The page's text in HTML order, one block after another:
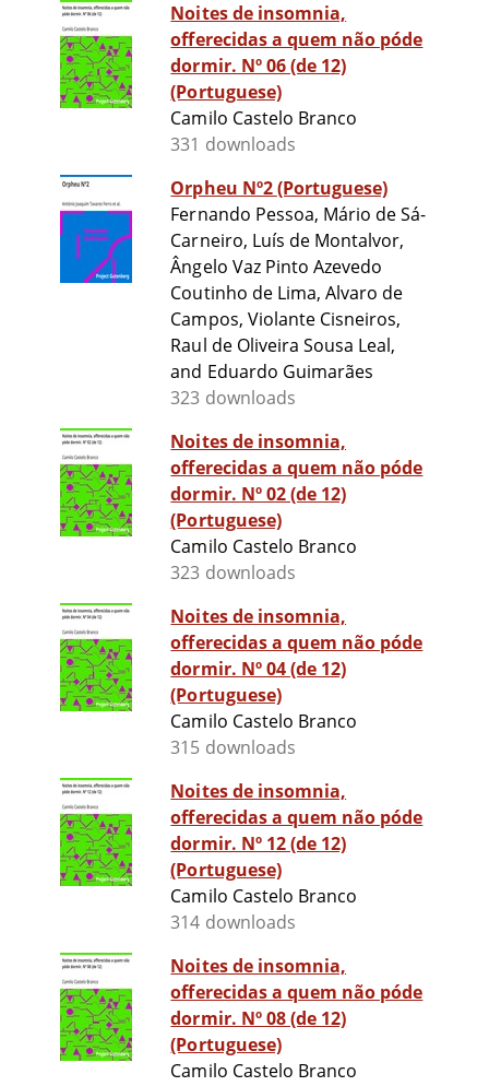
Noites de insomnia,
offerecidas a quem não póde
dormir. Nº 06 (de 12)
(Portuguese)
Camilo Castelo Branco
331 downloads
Orpheu Nº2 (Portuguese)
Fernando Pessoa, Mário de Sá-
Carneiro, Luís de Montalvor,
Ângelo Vaz Pinto Azevedo
Coutinho de Lima, Alvaro de
Campos, Violante Cisneiros,
Raul de Oliveira Sousa Leal,
and Eduardo Guimarães
323 downloads
Noites de insomnia,
offerecidas a quem não póde
dormir. Nº 02 (de 12)
(Portuguese)
Camilo Castelo Branco
323 downloads
Noites de insomnia,
offerecidas a quem não póde
dormir. Nº 04 (de 12)
(Portuguese)
Camilo Castelo Branco
315 downloads
Noites de insomnia,
offerecidas a quem não póde
dormir. Nº 12 (de 12)
(Portuguese)
Camilo Castelo Branco
314 downloads
Noites de insomnia,
offerecidas a quem não póde
dormir. Nº 08 (de 12)
(Portuguese)
Camilo Castelo Branco